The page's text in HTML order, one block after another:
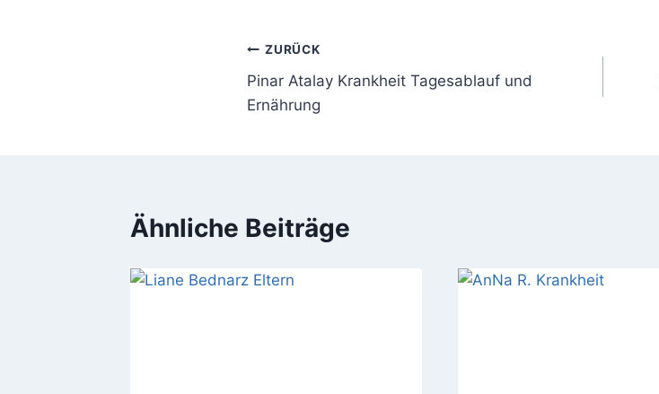
Beitragsnavigation
ZURÜCK
Pinar Atalay Krankheit Tagesablauf und
Ernährung
Ähnliche Beiträge